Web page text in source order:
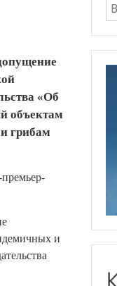
«Об
объектам
грибам
и